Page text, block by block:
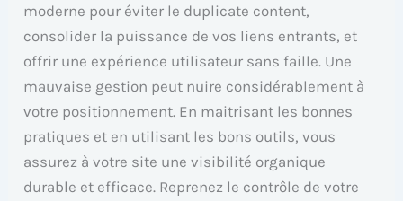
moderne pour éviter le duplicate content,
consolider la puissance de vos liens entrants, et
offrir une expérience utilisateur sans faille. Une
mauvaise gestion peut nuire considérablement à
votre positionnement. En maitrisant les bonnes
pratiques et en utilisant les bons outils, vous
assurez à votre site une visibilité organique
durable et efficace. Reprenez le contrôle de votre